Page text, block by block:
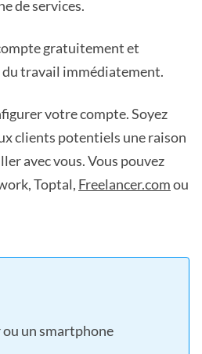
de services.
gratuitement et
du travail immédiatement.
votre compte. Soyez
clients potentiels une raison
avec vous. Vous pouvez
Toptal, Freelancer.comou
un smartphone